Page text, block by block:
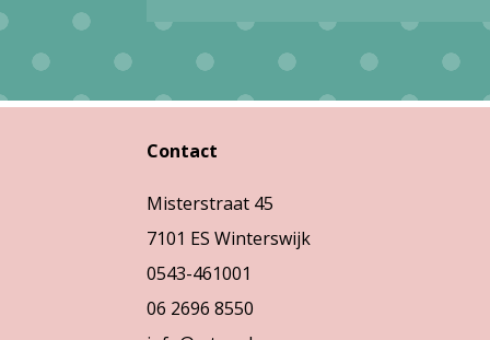
meerdere
variaties.
Deze
worden
Contact
Misterstraat 45
7101 ES Winterswijk
0543-461001
06 2696 8550